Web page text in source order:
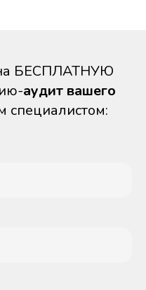
на БЕСПЛАТНУЮ
аудит вашего
специалистом: